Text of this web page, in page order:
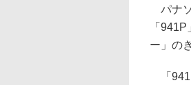
パナ
「
ー」の
「